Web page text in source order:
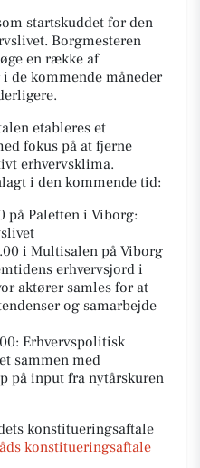
startskuddet for den
Borgmesteren
en række af
de kommende måneder
etableres et
fokus på at fjerne
erhvervsklima.
i den kommende tid:
på Paletten i Viborg:
i Multisalen på Viborg
erhvervsjord i
aktører samles for at
og samarbejde
Erhvervspolitisk
sammen med
på input fra nytårskuren
konstitueringsaftale
konstitueringsaftale